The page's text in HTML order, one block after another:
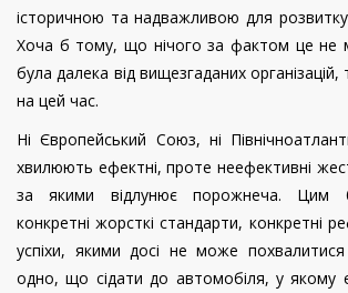
історичною та надважливою для
Хоча б тому, що нічого за фактом це не
була далека від вищезгаданих організацій,
на цей час.
Ні Європейський Союз, ні
хвилюють ефектні, проте неефективні
за якими відлунює порожнеча. Цим
конкретні жорсткі стандарти, конкретні
успіхи, якими досі не може
одно, що сідати до автомобіля, у якому